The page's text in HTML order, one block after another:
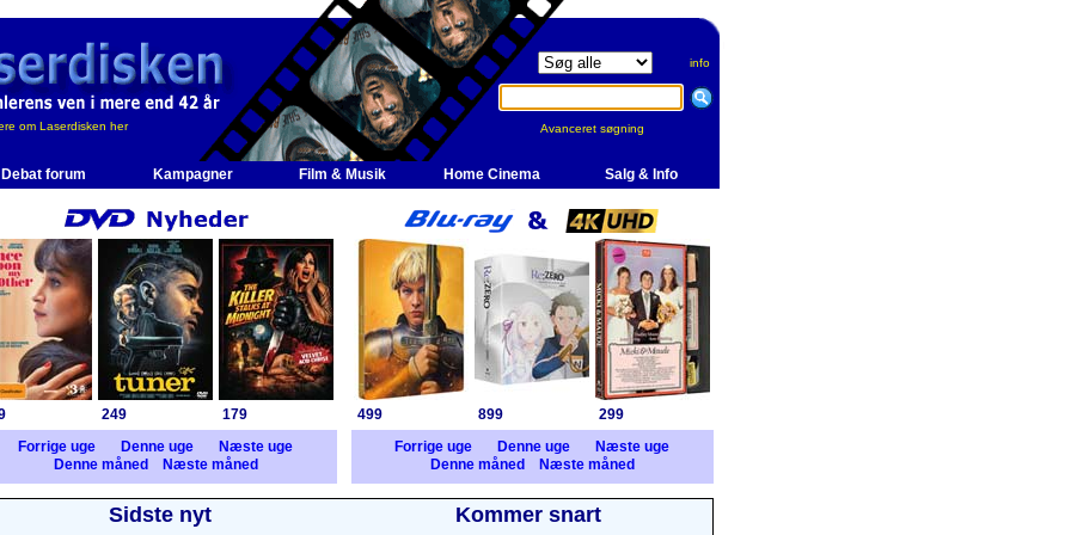
Debat forum Kampagner Film & Musik Home Cinema Salg & Info
om Laserdisken her
info
Avanceret søgning
249
179
Forrige uge
Denne uge
Næste uge
Denne måned
Næste måned
499 899
299
Forrige uge
Denne uge
Næste uge
Denne måned
Næste måned
Sidste nyt Kommer snart